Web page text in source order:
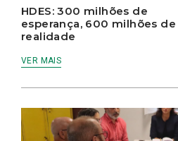
HDES: 300 milhões de
esperança, 600 milhões de
realidade
VER MAIS